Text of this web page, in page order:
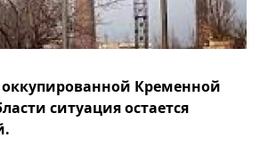
Кременной
ситуация остается